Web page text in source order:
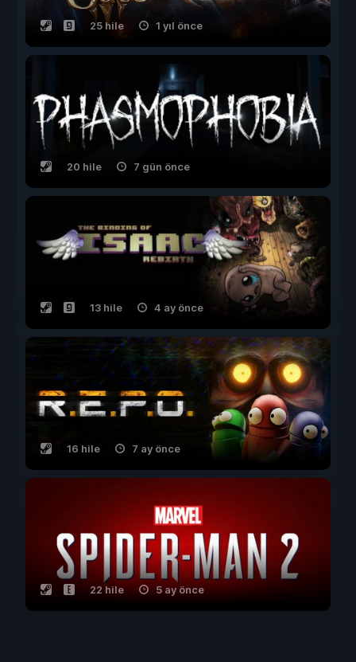
25 hile 1 yıl önce
20 hile 7 gün önce
13 hile 4 ay önce
16 hile 7 ay önce
22 hile 5 ay önce